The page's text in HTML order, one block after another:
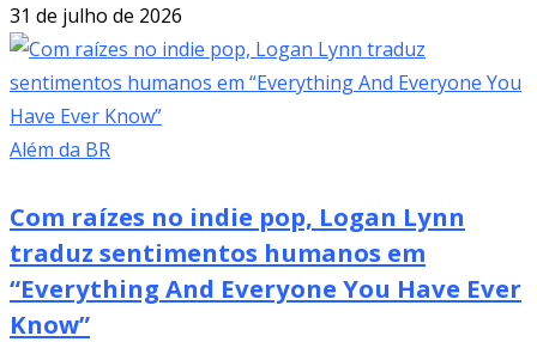
31 de julho de 2026
Além da BR
Com raízes no indie pop, Logan Lynn
traduz sentimentos humanos em
“Everything And Everyone You Have Ever
Know”